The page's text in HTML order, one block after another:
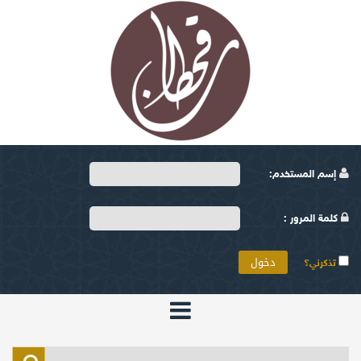
إسم المستخدم:
كلمة المرور :
تذكرني؟